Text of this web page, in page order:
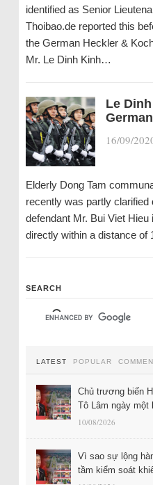
identified as Senior
Thoibao.de reported this
the German Heckler &
Mr. Le Dinh Kinh…
Le
16/09/
Elderly Dong Tam
recently was partly clarified
defendant Mr. Bui Viet
directly within a distance
SEARCH
LATEST POPULAR
Chủ trương biến
Tô Lâm ngày một
10/08/2026
Vì sao sự lộng
tầm kiểm soát